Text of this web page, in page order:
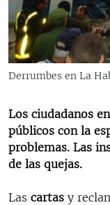
RADIO MARTÍ
ESPECIALES
ESPECIALES
SER VIEJO EN
KENTU-CUBANO
LOS SANTOS DE
MULTIMEDIA
SÍGUENOS
Derrumbes en La
Los ciudadanos
públicos con la
problemas. Las
de las quejas.
Las cartas y